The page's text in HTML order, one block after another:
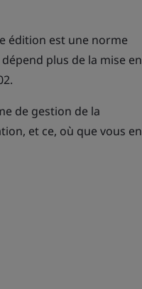
édition est une norme
plus de la mise en
de gestion de la
et ce, où que vous en